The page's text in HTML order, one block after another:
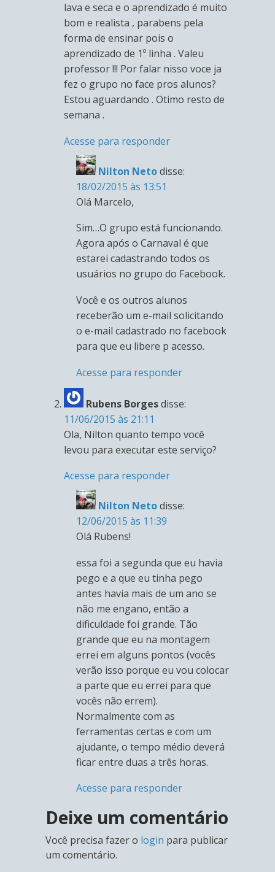
lava e seca e o aprendizado é muito
bom e realista , parabens pela
forma de ensinar pois o
aprendizado de 1º linha . Valeu
professor !!! Por falar nisso voce ja
fez o grupo no face pros alunos?
Estou aguardando . Otimo resto de
semana .
Acesse para responder
Nilton Netodisse:
18/02/2015 às 13:51
Olá Marcelo,
Sim…O grupo está funcionando.
Agora após o Carnaval é que
estarei cadastrando todos os
usuários no grupo do Facebook.
Você e os outros alunos
receberão um e-mail solicitando
o e-mail cadastrado no facebook
para que eu libere p acesso.
Acesse para responder
Rubens Borgesdisse:
11/06/2015 às 21:11
Ola, Nilton quanto tempo você
levou para executar este serviço?
Acesse para responder
Nilton Netodisse:
12/06/2015 às 11:39
Olá Rubens!
essa foi a segunda que eu havia
pego e a que eu tinha pego
antes havia mais de um ano se
não me engano, então a
dificuldade foi grande. Tão
grande que eu na montagem
errei em alguns pontos (vocês
verão isso porque eu vou colocar
a parte que eu errei para que
vocês não errem).
Normalmente com as
ferramentas certas e com um
ajudante, o tempo médio deverá
ficar entre duas a três horas.
Acesse para responder
Deixe um comentário
Você precisa fazer o login para publicar
um comentário.